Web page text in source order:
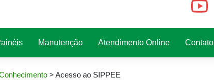
Manutenção Atendimento Online Contato
> Acesso ao SIPPEE